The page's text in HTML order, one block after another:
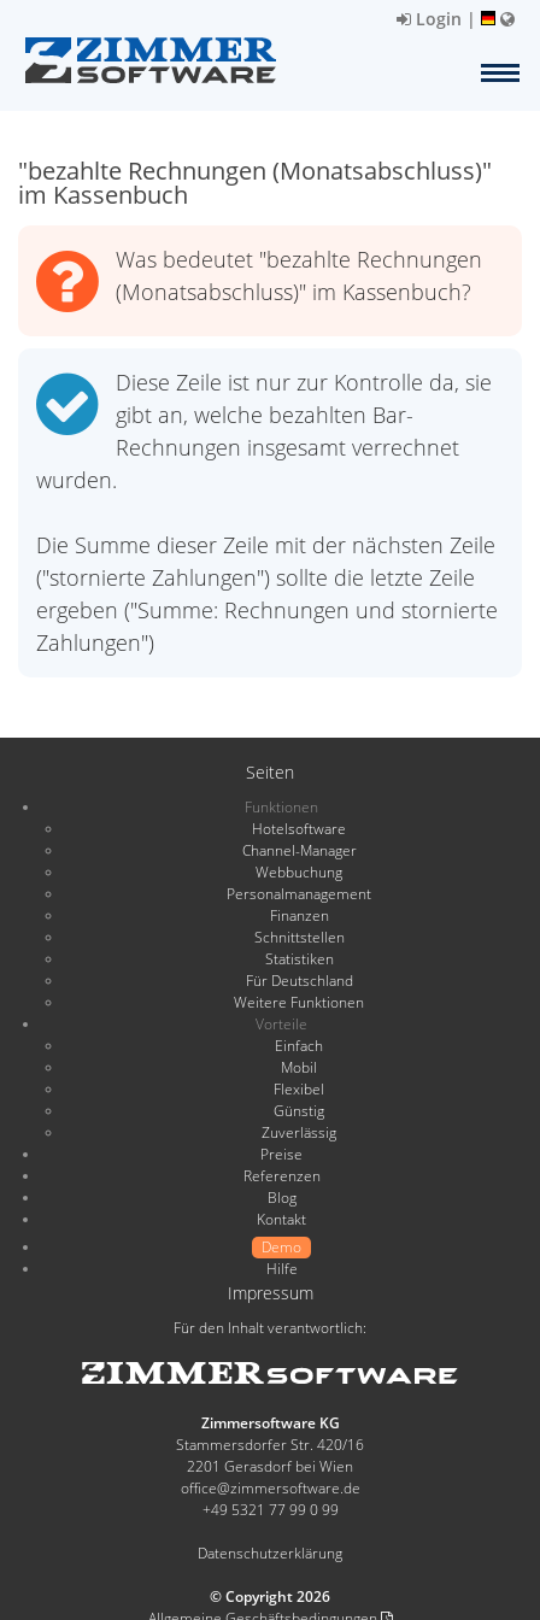
Login |
"bezahlte Rechnungen (Monatsabschluss)"
im Kassenbuch
Was bedeutet "bezahlte Rechnungen
(Monatsabschluss)" im Kassenbuch?
Diese Zeile ist nur zur Kontrolle da, sie
gibt an, welche bezahlten Bar-
Rechnungen insgesamt verrechnet
wurden.
Die Summe dieser Zeile mit der nächsten Zeile
("stornierte Zahlungen") sollte die letzte Zeile
ergeben ("Summe: Rechnungen und stornierte
Zahlungen")
Seiten
Funktionen
Hotelsoftware
Channel-Manager
Webbuchung
Personalmanagement
Finanzen
Schnittstellen
Statistiken
Für Deutschland
Weitere Funktionen
Vorteile
Einfach
Mobil
Flexibel
Günstig
Zuverlässig
Preise
Referenzen
Blog
Kontakt
Demo
Hilfe
Impressum
Für den Inhalt verantwortlich:
Zimmersoftware KG
Stammersdorfer Str. 420/16
2201 Gerasdorf bei Wien
office@zimmersoftware.de
+49 5321 77 99 0 99
Datenschutzerklärung
© Copyright 2026